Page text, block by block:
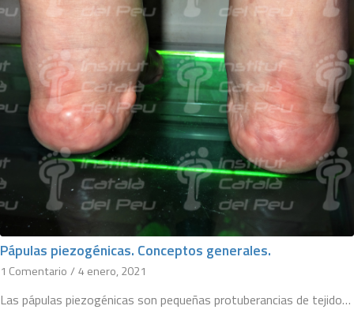
Pápulas piezogénicas. Conceptos generales.
1 Comentario /4 enero, 2021
Las pápulas piezogénicas son pequeñas protuberancias de tejido…